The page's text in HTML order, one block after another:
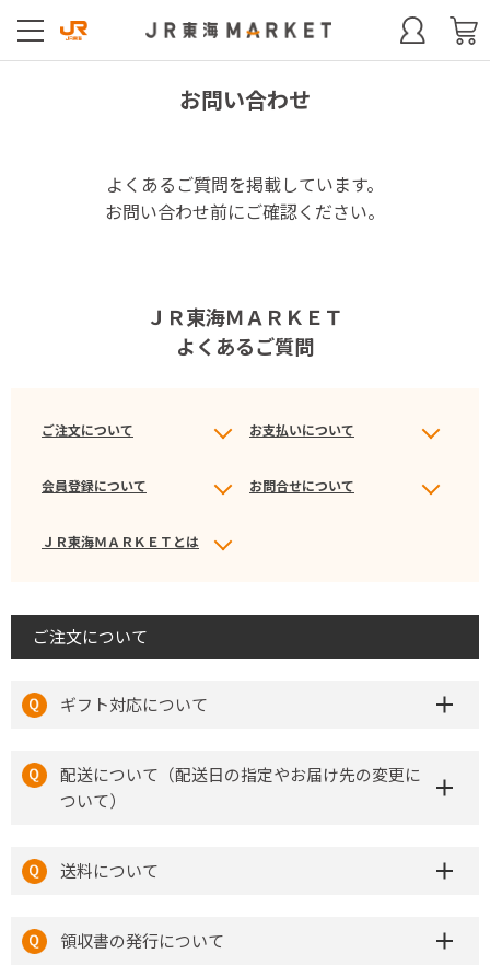
お問い合わせ
よくあるご質問を掲載しています。
お問い合わせ前にご確認ください。
ＪＲ東海ＭＡＲＫＥＴ
よくあるご質問
ご注文について お支払いについて
会員登録について お問合せについて
ＪＲ東海ＭＡＲＫＥＴとは
ご注文について
ギフト対応について
配送について（配送日の指定やお届け先の変更に
ついて）
送料について
領収書の発行について